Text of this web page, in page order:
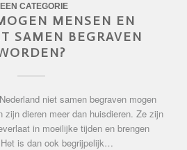
CATEGORIE
MENSEN EN
SAMEN BEGRAVEN
niet samen begraven mogen
zijn dieren meer dan huisdieren. Ze zijn
in moeilijke tijden en brengen
is dan ook begrijpelijk…